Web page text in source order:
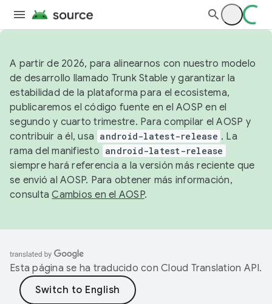
A partir de 2026, para alinearnos con nuestro modelo
de desarrollo llamado Trunk Stable y garantizar la
estabilidad de la plataforma para el ecosistema,
publicaremos el código fuente en el AOSP en el
segundo y cuarto trimestre. Para compilar el AOSP y
contribuir a él, usa android-latest-release . La
rama del manifiesto android-latest-release
siempre hará referencia a la versión más reciente que
se envió al AOSP. Para obtener más información,
consultaCambios en el AOSP.
Esta página se ha traducido con Cloud Translation API.